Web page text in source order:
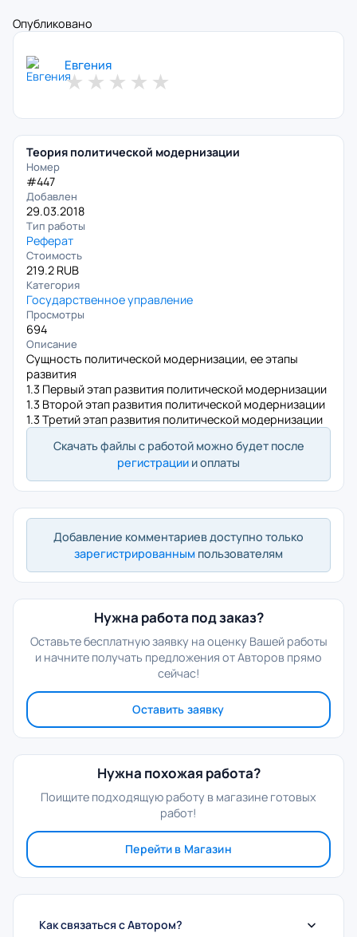
Опубликовано
Евгения
★ ★ ★ ★ ★
Теория политической модернизации
Номер
#447
Добавлен
29.03.2018
Тип работы
Реферат
Стоимость
219.2 RUB
Категория
Государственное управление
Просмотры
694
Описание
Сущность политической модернизации, ее этапы
развития
1.3 Первый этап развития политической модернизации
1.3 Второй этап развития политической модернизации
1.3 Третий этап развития политической модернизации
Скачать файлы с работой можно будет после
регистрации и оплаты
Добавление комментариев доступно только
зарегистрированным пользователям
Нужна работа под заказ?
Оставьте бесплатную заявку на оценку Вашей работы
и начните получать предложения от Авторов прямо
сейчас!
Оставить заявку
Нужна похожая работа?
Поищите подходящую работу в магазине готовых
работ!
Перейти в Магазин
Как связаться с Автором?